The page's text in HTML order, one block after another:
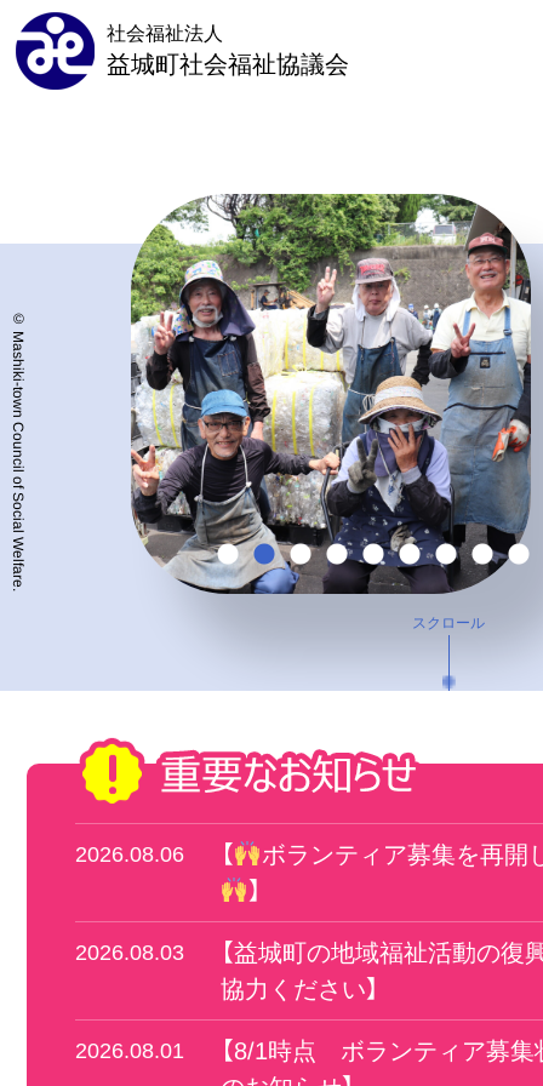
社会福祉法人
益城町社会福祉協議会
© Mashiki-town Council of Social Welfare.
スクロール
2026.08.06 【 ボランティア募集を再開
】
2026.08.03 【益城町の地域福祉活動の復
協力ください】
2026.08.01 【8/1時点 ボランティア募集